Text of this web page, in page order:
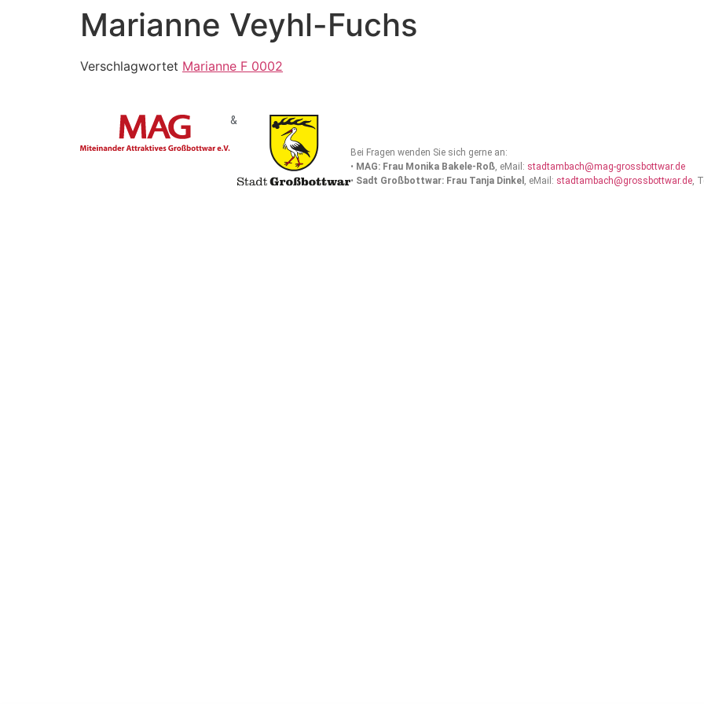
Marianne Veyhl-Fuchs
Verschlagwortet Marianne F 0002
&
Bei Fragen wenden Sie sich gerne an:
• MAG: Frau Monika Bakele-Roß, eMail: stadtambach@mag-grossbottwar.de
• Sadt Großbottwar: Frau Tanja Dinkel , eMail: stadtambach@grossbottwar.de,